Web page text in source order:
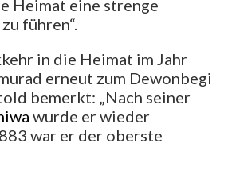
Heimat eine strenge
führen“.
in die Heimat im Jahr
erneut zum Dewonbegi
bemerkt: „Nach seiner
wurde er wieder
war er der oberste